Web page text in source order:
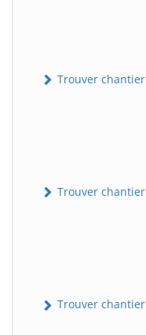
Trouver
Trouver
Trouver